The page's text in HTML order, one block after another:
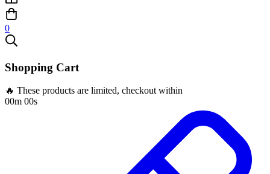
0
Shopping Cart
🔥 These products are limited, checkout within
00m 00s